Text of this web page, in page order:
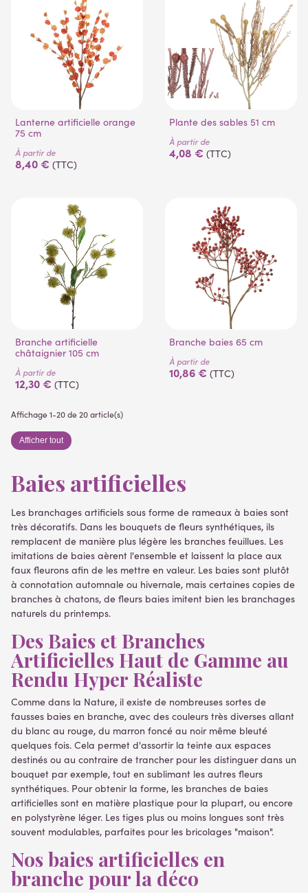
Lanterne artificielle orange
75 cm
À partir de
8,40 € (TTC)
Plante des sables 51 cm
À partir de
4,08 € (TTC)
Branche artificielle
châtaignier 105 cm
À partir de
12,30 € (TTC)
Branche baies 65 cm
À partir de
10,86 € (TTC)
Affichage 1-20 de 20 article(s)
Afficher tout
Baies artificielles
Les branchages artificiels sous forme de rameaux à baies sont
très décoratifs. Dans les bouquets de fleurs synthétiques, ils
remplacent de manière plus légère les branches feuillues. Les
imitations de baies aèrent l'ensemble et laissent la place aux
faux fleurons afin de les mettre en valeur. Les baies sont plutôt
à connotation automnale ou hivernale, mais certaines copies de
branches à chatons, de fleurs baies imitent bien les branchages
naturels du printemps.
Des Baies et Branches
Artificielles Haut de Gamme au
Rendu Hyper Réaliste
Comme dans la Nature, il existe de nombreuses sortes de
fausses baies en branche, avec des couleurs très diverses allant
du blanc au rouge, du marron foncé au noir même bleuté
quelques fois. Cela permet d'assortir la teinte aux espaces
destinés ou au contraire de trancher pour les distinguer dans un
bouquet par exemple, tout en sublimant les autres fleurs
synthétiques. Pour obtenir la forme, les branches de baies
artificielles sont en matière plastique pour la plupart, ou encore
en polystyrène léger. Les tiges plus ou moins longues sont très
souvent modulables, parfaites pour les bricolages "maison".
Nos baies artificielles en
branche pour la déco